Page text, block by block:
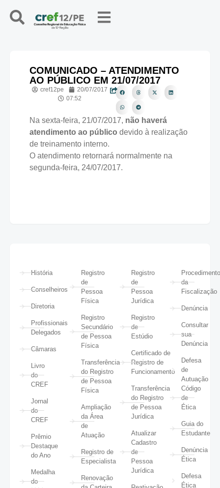
COMUNICADO – ATENDIMENTO
AO PÚBLICO EM 21/07/2017
cref12pe
20/07/2017
07:52
Na sexta-feira, 21/07/2017, não haverá
atendimento ao público devido à realização
de treinamento interno.
O atendimento retornará normalmente na
segunda-feira, 24/07/2017.
História
Conselheiros
Diretoria
Profissionais
Delegados
Câmaras
Livro
do
CREF
Jornal
do
CREF
Prêmio
Destaque
do Ano
Medalha
do
Registro
de
Pessoa
Física
Registro
Secundário
de Pessoa
Física
Transferência
do Registro
de Pessoa
Física
Ampliação
da Área
de
Atuação
Registro de
Especialista
Renovação
Registro
de
Pessoa
Jurídica
Registro
de
Estúdio
Certificado de
Registro de
Funcionamento
Transferência
do Registro
de Pessoa
Jurídica
Atualizar
Cadastro
de
Pessoa
Jurídica
da
Fiscalização
Denúncia
Consultar
sua
Denúncia
Defesa
de
Autuação
Código
de
Ética
Guia do
Estudante
Denúncia
Ética
Defesa
Ética